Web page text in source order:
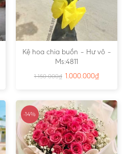
Kệ hoa chia buồn – Hư vô –
Ms:4811
1.150.000₫ 1.000.000₫
-14%